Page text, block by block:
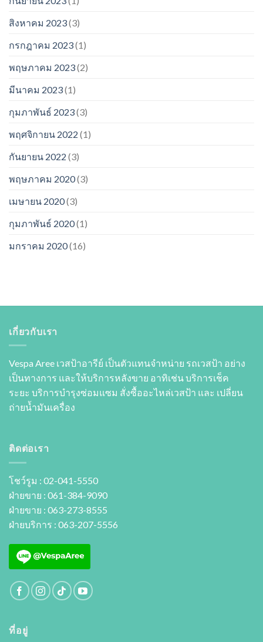
สิงหาคม 2023(3)
กรกฎาคม 2023(1)
พฤษภาคม 2023(2)
มีนาคม 2023(1)
กุมภาพันธ์ 2023(3)
พฤศจิกายน 2022 (1)
กันยายน 2022 (3)
พฤษภาคม 2020(3)
เมษายน 2020(3)
กุมภาพันธ์ 2020(1)
มกราคม 2020(16)
เกี่ยวกับเรา
Vespa Aree เวสป้าอารีย์ เป็นตัวแทนจำหน่าย รถเวสป้า อย่าง
เป็นทางการ และให้บริการหลังขาย อาทิเช่น บริการเช็ค
ระยะ บริการบำรุงซ่อมแซม สั่งซื้ออะไหล่เวสป้า และ เปลี่ยน
ถ่ายนํ้ามันเครื่อง
ติดต่อเรา
โชว์รูม : 02-041-5550
ฝ่ายขาย : 061-384-9090
ฝ่ายขาย : 063-273-8555
ฝ่ายบริการ : 063-207-5556
ที่อยู่